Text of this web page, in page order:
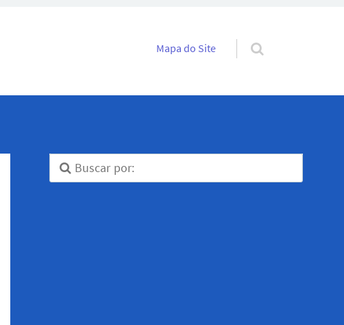
Pular para o conteúdo
Mapa do Site